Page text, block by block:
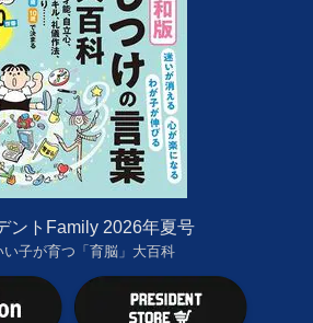
ントFamily 2026年夏号
い子が育つ「育脳」大百科